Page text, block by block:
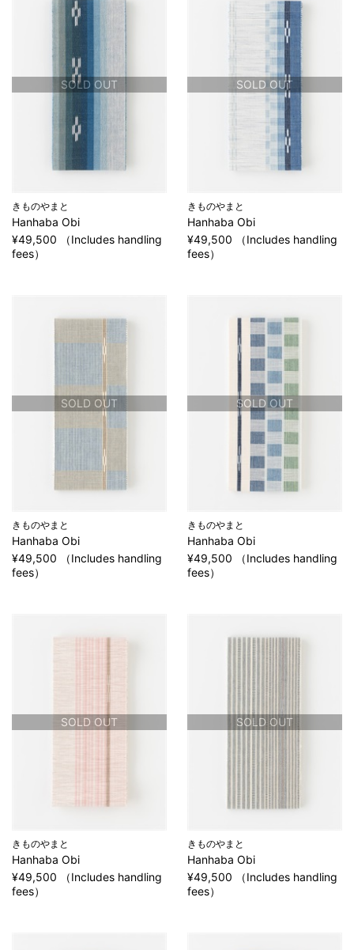
SOLD OUT
きものやまと
Hanhaba Obi
¥49,500 （Includes handling
fees）
SOLD OUT
きものやまと
Hanhaba Obi
¥49,500 （Includes handling
fees）
SOLD OUT
きものやまと
Hanhaba Obi
¥49,500 （Includes handling
fees）
SOLD OUT
きものやまと
Hanhaba Obi
¥49,500 （Includes handling
fees）
SOLD OUT
きものやまと
Hanhaba Obi
¥49,500 （Includes handling
fees）
SOLD OUT
きものやまと
Hanhaba Obi
¥49,500 （Includes handling
fees）